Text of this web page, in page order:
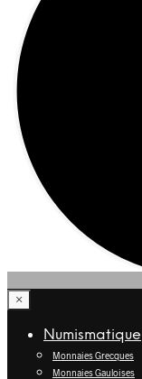
×
Numismatique
Monnaies Grecques
Monnaies Gauloises